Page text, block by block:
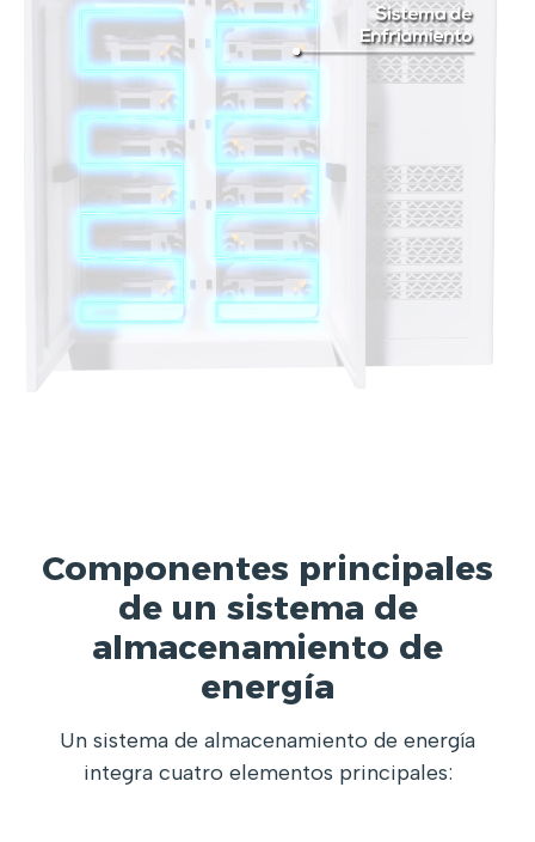
Componentes principales
de un sistema de
almacenamiento de
energía
Un sistema de almacenamiento de energía
integra cuatro elementos principales: